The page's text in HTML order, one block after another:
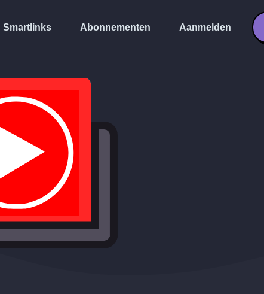
Smartlinks Abonnementen Aanmelden